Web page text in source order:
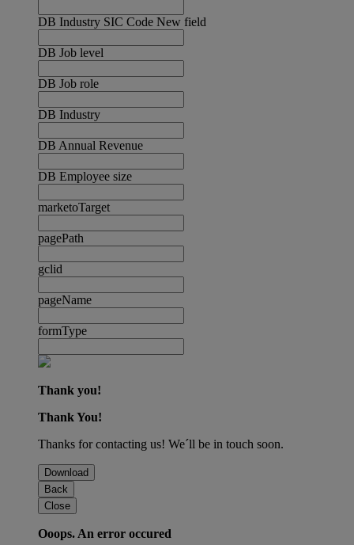
DB Industry SIC Code New field
DB Job level
DB Job role
DB Industry
DB Annual Revenue
DB Employee size
marketoTarget
pagePath
gclid
pageName
formType
Thank you!
Thank You!
Thanks for contacting us! We´ll be in touch soon.
Download
Back
Close
Ooops. An error occured